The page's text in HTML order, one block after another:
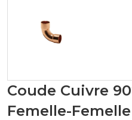
Coude Cuivre
Femelle-Femelle